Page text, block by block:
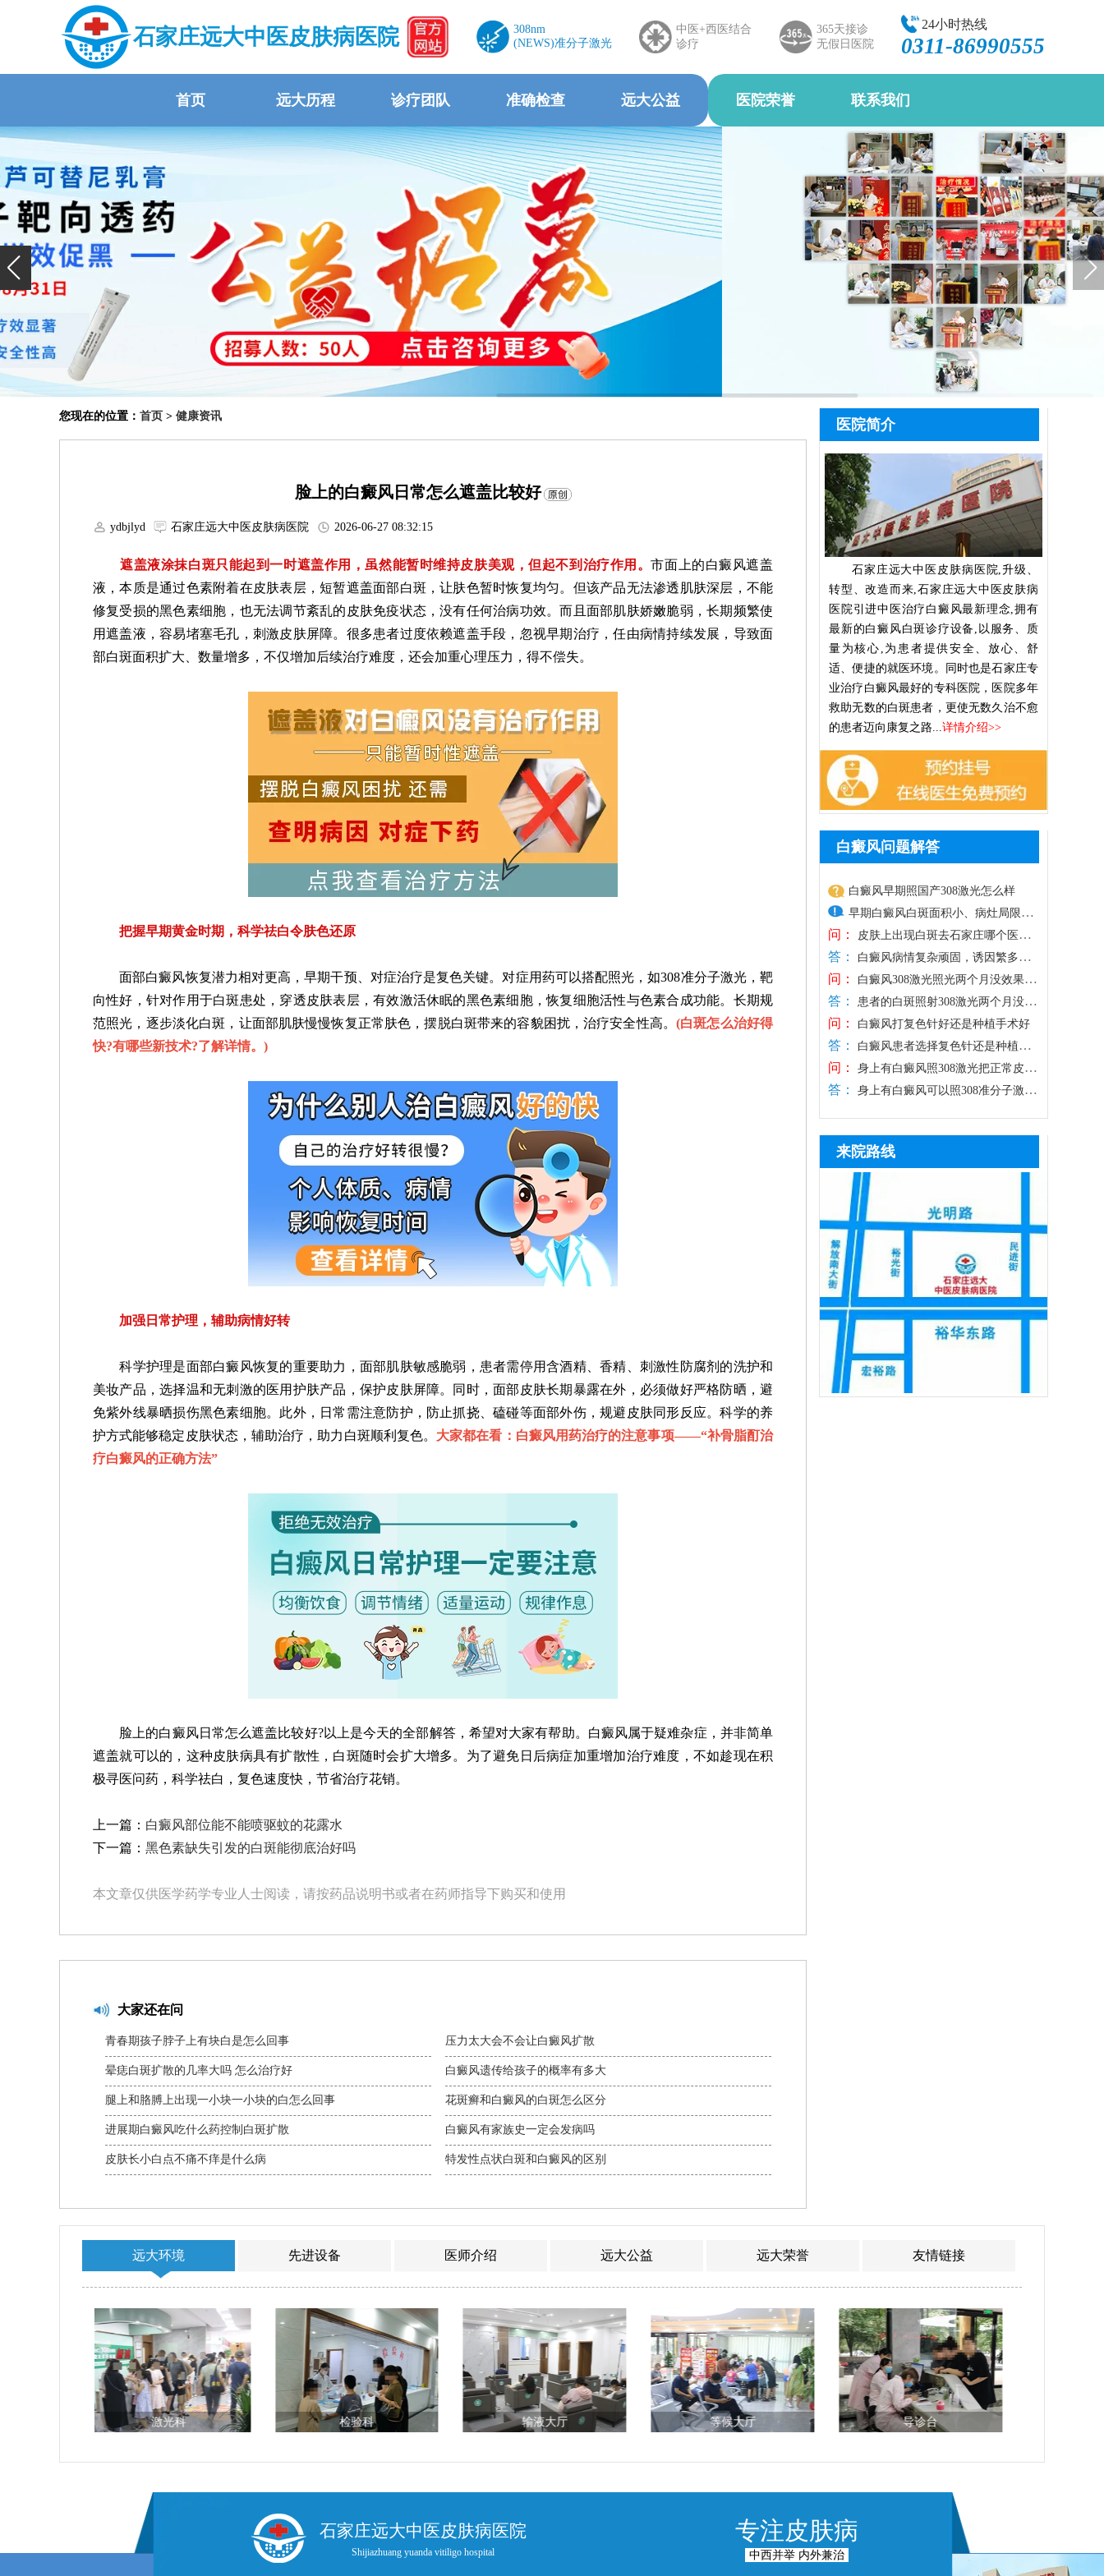
石家庄远大中医皮肤病医院
308nm
(NEWS)准分子激光
中医+西医结合
诊疗
365天接诊
无假日医院
24小时热线
0311-86990555
首页 远大历程 诊疗团队 准确检查 远大公益 医院荣誉 联系我们
您现在的位置： 首页 > 健康资讯
脸上的白癜风日常怎么遮盖比较好
ydbjlyd 石家庄远大中医皮肤病医院 2026-06-27 08:32:15
遮盖液涂抹白斑只能起到一时遮盖作用，虽然能暂时维持皮肤美观，但起不到治疗作用。市面上的白癜风遮盖
液，本质是通过色素附着在皮肤表层，短暂遮盖面部白斑，让肤色暂时恢复均匀。但该产品无法渗透肌肤深层，不能
修复受损的黑色素细胞，也无法调节紊乱的皮肤免疫状态，没有任何治病功效。而且面部肌肤娇嫩脆弱，长期频繁使
用遮盖液，容易堵塞毛孔，刺激皮肤屏障。很多患者过度依赖遮盖手段，忽视早期治疗，任由病情持续发展，导致面
部白斑面积扩大、数量增多，不仅增加后续治疗难度，还会加重心理压力，得不偿失。
把握早期黄金时期，科学祛白令肤色还原
面部白癜风恢复潜力相对更高，早期干预、对症治疗是复色关键。对症用药可以搭配照光，如308准分子激光，靶
向性好，针对作用于白斑患处，穿透皮肤表层，有效激活休眠的黑色素细胞，恢复细胞活性与色素合成功能。长期规
范照光，逐步淡化白斑，让面部肌肤慢慢恢复正常肤色，摆脱白斑带来的容貌困扰，治疗安全性高。(白斑怎么治好得
快?有哪些新技术?了解详情。 )
加强日常护理，辅助病情好转
科学护理是面部白癜风恢复的重要助力，面部肌肤敏感脆弱，患者需停用含酒精、香精、刺激性防腐剂的洗护和
美妆产品，选择温和无刺激的医用护肤产品，保护皮肤屏障。同时，面部皮肤长期暴露在外，必须做好严格防晒，避
免紫外线暴晒损伤黑色素细胞。此外，日常需注意防护，防止抓挠、磕碰等面部外伤，规避皮肤同形反应。科学的养
护方式能够稳定皮肤状态，辅助治疗，助力白斑顺利复色。 大家都在看：白癜风用药治疗的注意事项——“补骨脂酊治
疗白癜风的正确方法”
脸上的白癜风日常怎么遮盖比较好?以上是今天的全部解答，希望对大家有帮助。白癜风属于疑难杂症，并非简单
遮盖就可以的，这种皮肤病具有扩散性，白斑随时会扩大增多。为了避免日后病症加重增加治疗难度，不如趁现在积
极寻医问药，科学祛白，复色速度快，节省治疗花销。
上一篇： 白癜风部位能不能喷驱蚊的花露水
下一篇： 黑色素缺失引发的白斑能彻底治好吗
本文章仅供医学药学专业人士阅读，请按药品说明书或者在药师指导下购买和使用
大家还在问
青春期孩子脖子上有块白是怎么回事
晕痣白斑扩散的几率大吗 怎么治疗好
腿上和胳膊上出现一小块一小块的白怎么回事
进展期白癜风吃什么药控制白斑扩散
皮肤长小白点不痛不痒是什么病
压力太大会不会让白癜风扩散
白癜风遗传给孩子的概率有多大
花斑癣和白癜风的白斑怎么区分
白癜风有家族史一定会发病吗
特发性点状白斑和白癜风的区别
医院简介
石家庄远大中医皮肤病医院,升级、
转型、改造而来,石家庄远大中医皮肤病
医院引进中医治疗白癜风最新理念,拥有
最新的白癜风白斑诊疗设备,以服务、质
量为核心,为患者提供安全、放心、舒
适、便捷的就医环境。同时也是石家庄专
业治疗白癜风最好的专科医院，医院多年
救助无数的白斑患者，更使无数久治不愈
的患者迈向康复之路... 详情介绍>>
白癜风问题解答
白癜风早期照国产308激光怎么样
早期白癜风白斑面积小、病灶局限，
皮肤损伤较轻，光疗是优选治疗方
式，国产308激光照射光斑面积通常偏
大，更适合大面积白斑治疗，相较之
下，进口308激光靶向性强、光源稳
定，可直接作用于患处，不损伤周边
健康肌肤，兼具安全性与高效性，能
快速激活黑色素细胞，更适配早期白
癜风的治疗需求。患者进行308激光治
量，坚持
问：
治好
答：
若是随意前往小诊所、普通门诊医治，极
易因误诊误治、千人一方的方法造成白斑
扩散，白白浪费时间与医药费，确诊白斑
一定要选择正规医院诊治。石家庄远大深
耕白癜风诊疗多年，专注白癜风专项治
疗，坚持先查后治原则，依托伍德灯、三
素脱失程度、白斑分期与发病诱因，再结
合患
问：
怎么办
答：
果跟多种因素有关，如：照射剂量、日常
护理、治疗依从性等，需结合患者的情况
具体分析。此外，白癜风属于慢性顽固性
皮肤病，短期治疗难以根治，部分患者间
患者可及时复诊，在医生指导下调整激光
剂量，同时联合中医定向治疗、药物渗透
等辅助方式，深层修复皮损、提升治疗效
问： 白癜风打复色针好还是种植手术好
答：
术，需结合自身病情、病程及皮肤状态综
合判断，复色针通过给药刺激黑色素细胞
黑色素种植手术为手术类治疗手段，仅适
合病情稳定期患者，要求白斑半年以上无
扩散、无新发皮损，该方法通过提取自身
健康黑色素细胞移植至白斑部位，复色速
度快、色素均匀度高，无论选择哪种方式
问：
照黑还能恢复吗
答：
着时间推移，做好护理措施，基本可逐步
恢复正常肤色。患者照光治白癜风还需确
定合适的频率，持之以恒，累积疗效，助
力病情稳步好转。照光期间需要定期复
查，评估疗效，分析病情变化特征，适当
的对治疗方案进行调整，使治疗持续贴合
病情，循序渐进消灭白斑。
来院路线
远大环境 先进设备 医师介绍 远大公益 远大荣誉 友情链接
检验科 输液大厅 等候大厅 导诊台 激光科
石家庄远大中医皮肤病医院
Shijiazhuang yuanda vitiligo hospital
专注皮肤病
中西并举 内外兼治